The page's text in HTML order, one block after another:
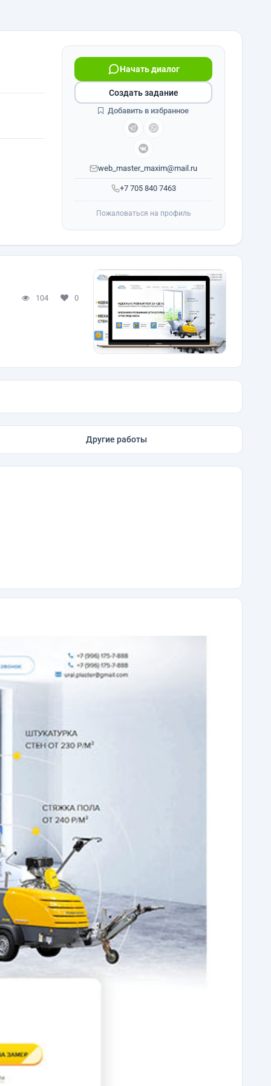
+7 705 840 7463
Начать диалог
web_master_maxim@mail.ru
Создать задание
Добавить в избранное
Пожаловаться на профиль
104 0
Другие работы